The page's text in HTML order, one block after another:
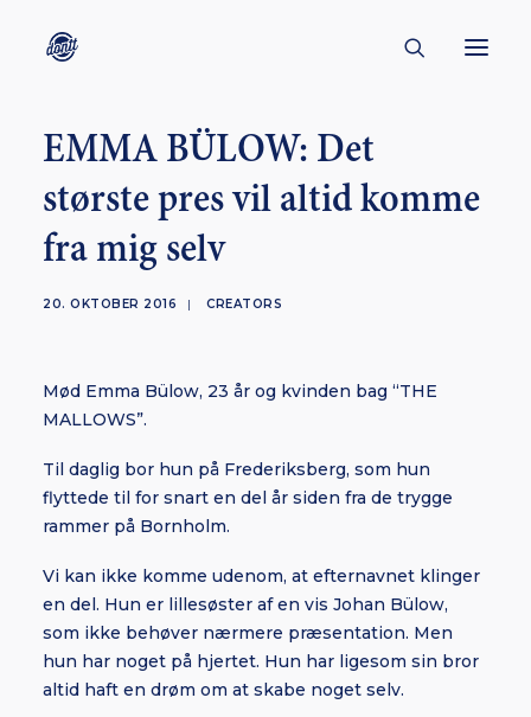
CONTACT
ABOUT
ENGLISH
BORNHOLM
SUBSCRIBE
EMMA BÜLOW: Det
største pres vil altid komme
fra mig selv
20. OKTOBER 2016 | CREATORS
Mød Emma Bülow, 23 år og kvinden bag “THE
MALLOWS”.
Til daglig bor hun på Frederiksberg, som hun
flyttede til for snart en del år siden fra de trygge
rammer på Bornholm.
Vi kan ikke komme udenom, at efternavnet klinger
en del. Hun er lillesøster af en vis Johan Bülow,
som ikke behøver nærmere præsentation. Men
hun har noget på hjertet. Hun har ligesom sin bror
altid haft en drøm om at skabe noget selv.